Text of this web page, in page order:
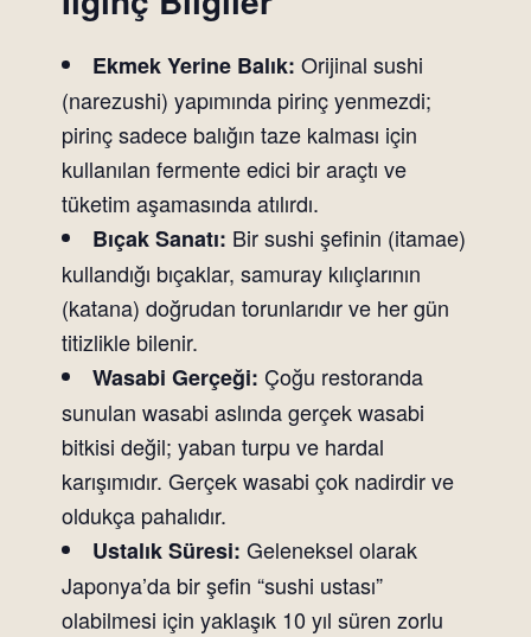
Ekmek Yerine Balık: Orijinal sushi
(narezushi) yapımında pirinç yenmezdi;
pirinç sadece balığın taze kalması için
kullanılan fermente edici bir araçtı ve
tüketim aşamasında atılırdı.
Bıçak Sanatı: Bir sushi şefinin (itamae)
kullandığı bıçaklar, samuray kılıçlarının
(katana) doğrudan torunlarıdır ve her gün
titizlikle bilenir.
Wasabi Gerçeği: Çoğu restoranda
sunulan wasabi aslında gerçek wasabi
bitkisi değil; yaban turpu ve hardal
karışımıdır. Gerçek wasabi çok nadirdir ve
oldukça pahalıdır.
Ustalık Süresi: Geleneksel olarak
Japonya’da bir şefin “sushi ustası”
olabilmesi için yaklaşık 10 yıl süren zorlu